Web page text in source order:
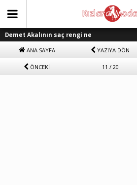
Demet Akalının saç rengi ne
ANA SAYFA YAZIYA DÖN
ÖNCEKİ 11 / 20